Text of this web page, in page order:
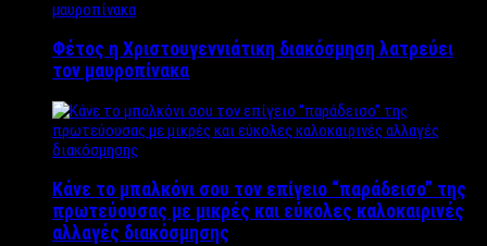
Φέτος η Χριστουγεννιάτικη διακόσμηση λατρεύει
τον μαυροπίνακα
Κάνε το μπαλκόνι σου τον επίγειο “παράδεισο” της
πρωτεύουσας με μικρές και εύκολες καλοκαιρινές
αλλαγές διακόσμησης